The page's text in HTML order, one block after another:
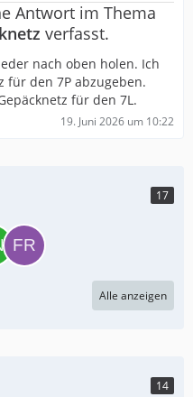
Antwort im Thema
verfasst.
nach oben holen. Ich
für den 7P abzugeben.
für den 7L.
19. Juni 2026 um 10:22
17
Alle anzeigen
14